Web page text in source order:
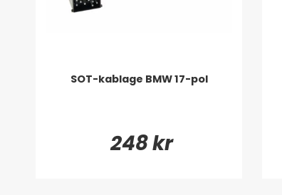
SOT-kablage BMW 17-pol
248 kr